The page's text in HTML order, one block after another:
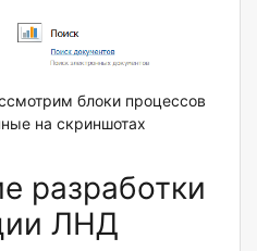
блоки процессов
на скриншотах
разработки
ЛНД